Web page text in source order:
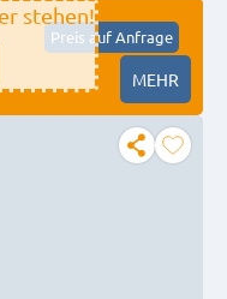
stehen!
Preis auf Anfrage
MEHR